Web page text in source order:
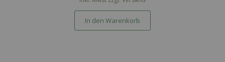
In den Warenkorb